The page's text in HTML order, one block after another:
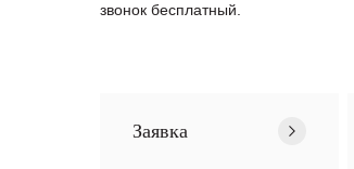
звонок бесплатный.
Заявка